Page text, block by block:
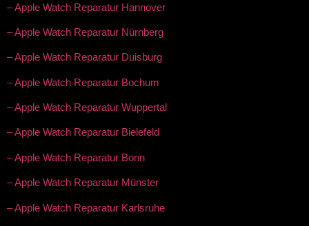
– Apple Watch Reparatur Hannover
– Apple Watch Reparatur Nürnberg
– Apple Watch Reparatur Duisburg
– Apple Watch Reparatur Bochum
– Apple Watch Reparatur Wuppertal
– Apple Watch Reparatur Bielefeld
– Apple Watch Reparatur Bonn
– Apple Watch Reparatur Münster
– Apple Watch Reparatur Karlsruhe